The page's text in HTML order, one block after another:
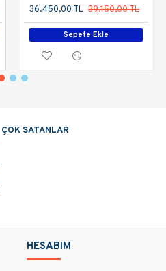
36.450,00 TL 39.150,00 TL
Sepete Ekle
ÇOK SATANLAR
HESABIM